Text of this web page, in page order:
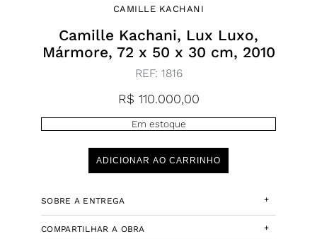
CAMILLE KACHANI
Camille Kachani, Lux Luxo,
Mármore, 72 x 50 x 30 cm, 2010
REF: 1816
R$ 110.000,00
Em estoque
ADICIONAR AO CARRINHO
SOBRE A ENTREGA +
COMPARTILHAR A OBRA +